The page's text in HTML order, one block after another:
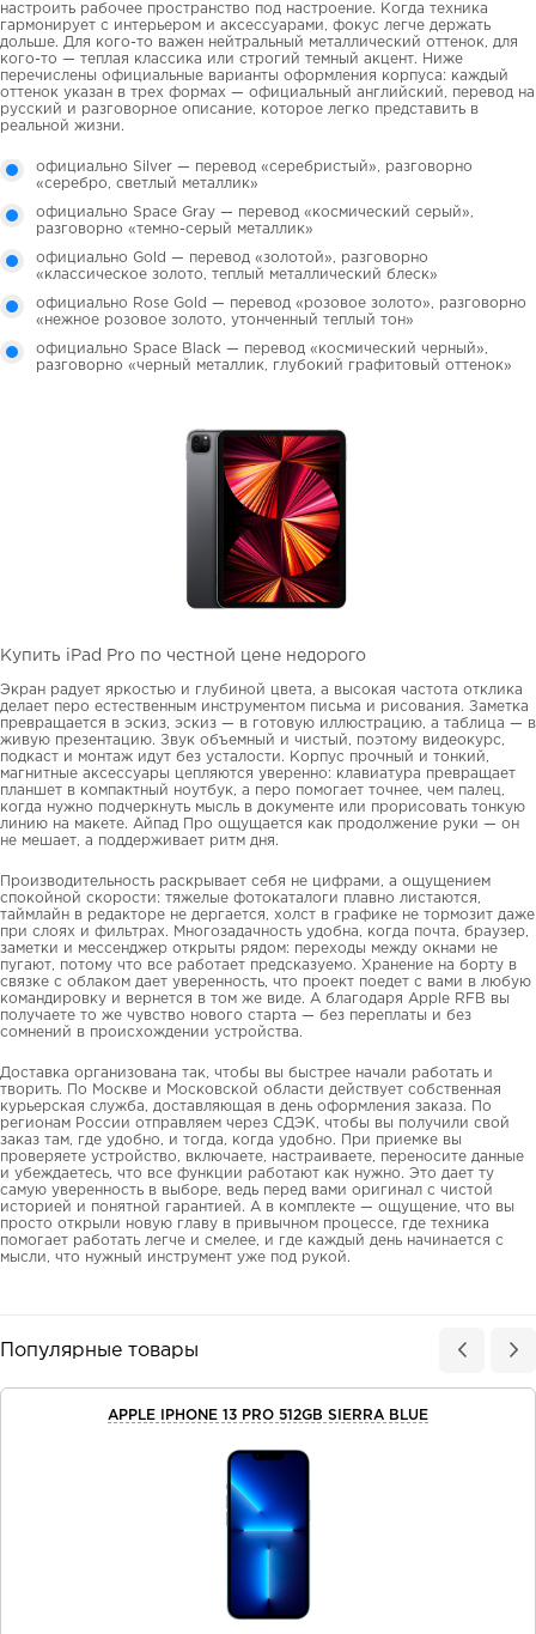
настроить рабочее пространство под настроение. Когда техника
гармонирует с интерьером и аксессуарами, фокус легче держать
дольше. Для кого-то важен нейтральный металлический оттенок, для
кого-то — теплая классика или строгий темный акцент. Ниже
перечислены официальные варианты оформления корпуса: каждый
оттенок указан в трех формах — официальный английский, перевод на
русский и разговорное описание, которое легко представить в
реальной жизни.
официально Silver — перевод «серебристый», разговорно
«серебро, светлый металлик»
официально Space Gray — перевод «космический серый»,
разговорно «темно-серый металлик»
официально Gold — перевод «золотой», разговорно
«классическое золото, теплый металлический блеск»
официально Rose Gold — перевод «розовое золото», разговорно
«нежное розовое золото, утонченный теплый тон»
официально Space Black — перевод «космический черный»,
разговорно «черный металлик, глубокий графитовый оттенок»
Купить iPad Pro по честной цене недорого
Экран радует яркостью и глубиной цвета, а высокая частота отклика
делает перо естественным инструментом письма и рисования. Заметка
превращается в эскиз, эскиз — в готовую иллюстрацию, а таблица — в
живую презентацию. Звук объемный и чистый, поэтому видеокурс,
подкаст и монтаж идут без усталости. Корпус прочный и тонкий,
магнитные аксессуары цепляются уверенно: клавиатура превращает
планшет в компактный ноутбук, а перо помогает точнее, чем палец,
когда нужно подчеркнуть мысль в документе или прорисовать тонкую
линию на макете. Айпад Про ощущается как продолжение руки — он
не мешает, а поддерживает ритм дня.
Производительность раскрывает себя не цифрами, а ощущением
спокойной скорости: тяжелые фотокаталоги плавно листаются,
таймлайн в редакторе не дергается, холст в графике не тормозит даже
при слоях и фильтрах. Многозадачность удобна, когда почта, браузер,
заметки и мессенджер открыты рядом: переходы между окнами не
пугают, потому что все работает предсказуемо. Хранение на борту в
связке с облаком дает уверенность, что проект поедет с вами в любую
командировку и вернется в том же виде. А благодаря Apple RFB вы
получаете то же чувство нового старта — без переплаты и без
сомнений в происхождении устройства.
Доставка организована так, чтобы вы быстрее начали работать и
творить. По Москве и Московской области действует собственная
курьерская служба, доставляющая в день оформления заказа. По
регионам России отправляем через СДЭК, чтобы вы получили свой
заказ там, где удобно, и тогда, когда удобно. При приемке вы
проверяете устройство, включаете, настраиваете, переносите данные
и убеждаетесь, что все функции работают как нужно. Это дает ту
самую уверенность в выборе, ведь перед вами оригинал с чистой
историей и понятной гарантией. А в комплекте — ощущение, что вы
просто открыли новую главу в привычном процессе, где техника
помогает работать легче и смелее, и где каждый день начинается с
мысли, что нужный инструмент уже под рукой.
Популярные товары
APPLE IPHONE 13 PRO 512GB SIERRA BLUE